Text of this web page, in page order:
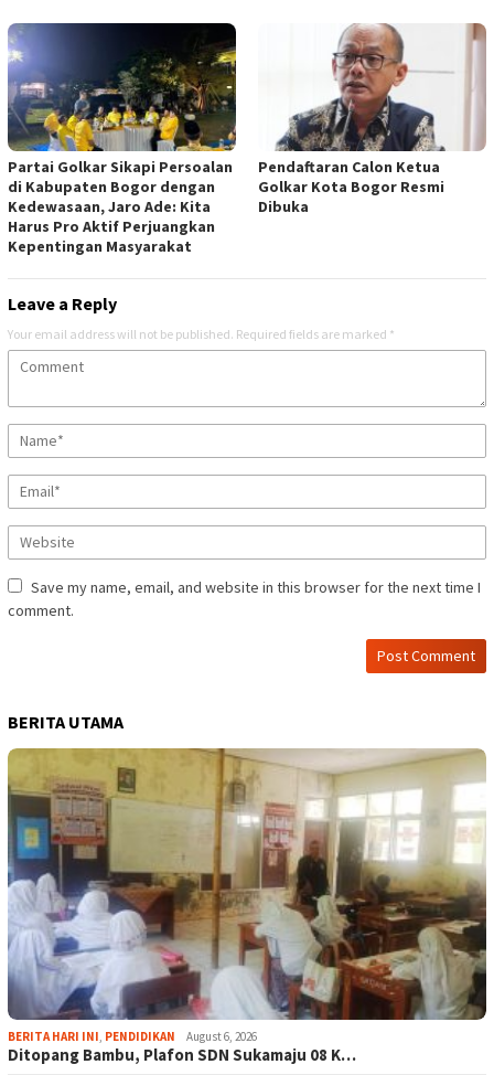
Partai Golkar Sikapi Persoalan
di Kabupaten Bogor dengan
Kedewasaan, Jaro Ade: Kita
Harus Pro Aktif Perjuangkan
Kepentingan Masyarakat
Pendaftaran Calon Ketua
Golkar Kota Bogor Resmi
Dibuka
Leave a Reply
Your email address will not be published. Required fields are marked *
Save my name, email, and website in this browser for the next time I
comment.
BERITA UTAMA
BERITA HARI INI, PENDIDIKAN August 6, 2026
Ditopang Bambu, Plafon SDN Sukamaju 08 K…